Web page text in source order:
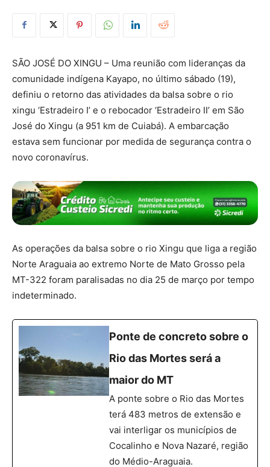
SÃO JOSÉ DO XINGU – Uma reunião com lideranças da
comunidade indígena Kayapo, no último sábado (19),
definiu o retorno das atividades da balsa sobre o rio
xingu ‘Estradeiro I’ e o rebocador ‘Estradeiro II’ em São
José do Xingu (a 951 km de Cuiabá). A embarcação
estava sem funcionar por medida de segurança contra o
novo coronavírus.
As operações da balsa sobre o rio Xingu que liga a região
Norte Araguaia ao extremo Norte de Mato Grosso pela
MT-322 foram paralisadas no dia 25 de março por tempo
indeterminado.
Ponte de concreto sobre o
Rio das Mortes será a
maior do MT
A ponte sobre o Rio das Mortes
terá 483 metros de extensão e
vai interligar os municípios de
Cocalinho e Nova Nazaré, região
do Médio-Araguaia.